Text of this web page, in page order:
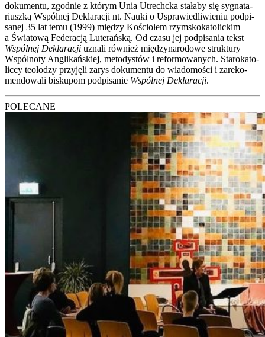
doku­men­tu, zgod­nie z któ­rym Unia Utrechc­ka sta­ła­by się sygna­ta­
riusz­ką Wspól­nej Dekla­ra­cji nt. Nauki o Uspra­wie­dli­wie­niu pod­pi­
sa­nej 35 lat temu (1999) mię­dzy Kościo­łem rzym­sko­ka­to­lic­kim
a Świa­to­wą Fede­ra­cją Lute­rań­ską. Od cza­su jej pod­pi­sa­nia tekst
Wspól­nej Dekla­ra­cji uzna­li rów­nież mię­dzy­na­ro­do­we struk­tu­ry
Wspól­no­ty Angli­kań­skiej, meto­dy­stów i refor­mo­wa­nych. Sta­ro­ka­to­
lic­cy teo­lo­dzy przy­ję­li zarys doku­men­tu do wia­do­mo­ści i zare­ko­
men­do­wa­li bisku­pom pod­pi­sa­nie Wspól­nej Dekla­ra­cji.
POLECANE